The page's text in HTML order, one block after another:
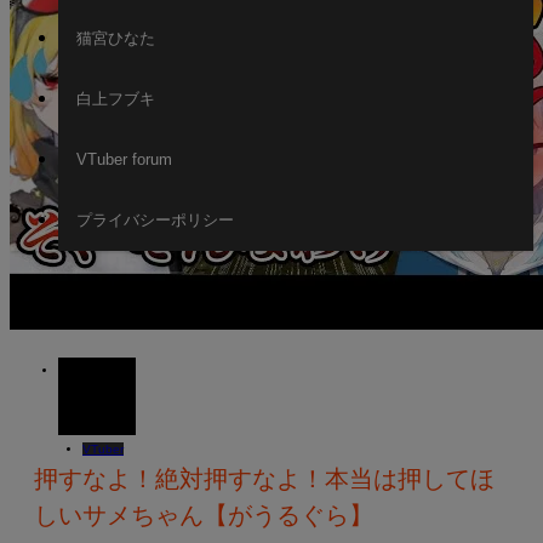
猫宮ひなた
白上フブキ
VTuber forum
プライバシーポリシー
VTuber
押すなよ！絶対押すなよ！本当は押してほ
しいサメちゃん【がうるぐら】